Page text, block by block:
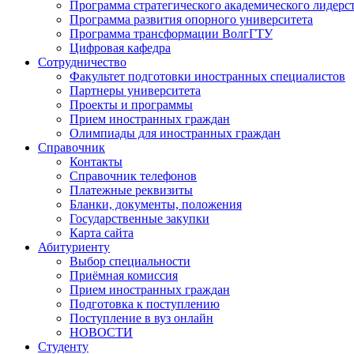
Программа стратегического академического
Программа развития опорного университета
Программа трансформации ВолгГТУ
Цифровая кафедра
Сотрудничество
Факультет подготовки иностранных специалистов
Партнеры университета
Проекты и программы
Прием иностранных граждан
Олимпиады для иностранных граждан
Справочник
Контакты
Справочник телефонов
Платежные реквизиты
Бланки, документы, положения
Государственные закупки
Карта сайта
Абитуриенту
Выбор специальности
Приёмная комиссия
Прием иностранных граждан
Подготовка к поступлению
Поступление в вуз онлайн
НОВОСТИ
Студенту